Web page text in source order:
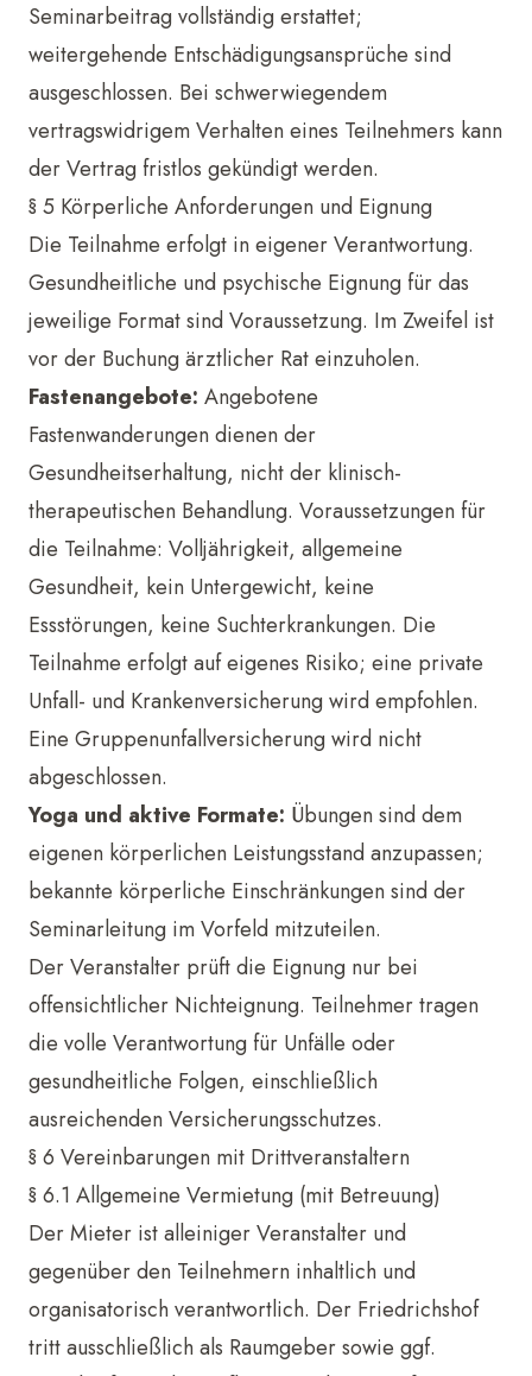
Seminarbeitrag vollständig erstattet;
weitergehende Entschädigungsansprüche sind
ausgeschlossen. Bei schwerwiegendem
vertragswidrigem Verhalten eines Teilnehmers kann
der Vertrag fristlos gekündigt werden.
§ 5 Körperliche Anforderungen und Eignung
Die Teilnahme erfolgt in eigener Verantwortung.
Gesundheitliche und psychische Eignung für das
jeweilige Format sind Voraussetzung. Im Zweifel ist
vor der Buchung ärztlicher Rat einzuholen.
Fastenangebote: Angebotene
Fastenwanderungen dienen der
Gesundheitserhaltung, nicht der klinisch-
therapeutischen Behandlung. Voraussetzungen für
die Teilnahme: Volljährigkeit, allgemeine
Gesundheit, kein Untergewicht, keine
Essstörungen, keine Suchterkrankungen. Die
Teilnahme erfolgt auf eigenes Risiko; eine private
Unfall- und Krankenversicherung wird empfohlen.
Eine Gruppenunfallversicherung wird nicht
abgeschlossen.
Yoga und aktive Formate: Übungen sind dem
eigenen körperlichen Leistungsstand anzupassen;
bekannte körperliche Einschränkungen sind der
Seminarleitung im Vorfeld mitzuteilen.
Der Veranstalter prüft die Eignung nur bei
offensichtlicher Nichteignung. Teilnehmer tragen
die volle Verantwortung für Unfälle oder
gesundheitliche Folgen, einschließlich
ausreichenden Versicherungsschutzes.
§ 6 Vereinbarungen mit Drittveranstaltern
§ 6.1 Allgemeine Vermietung (mit Betreuung)
Der Mieter ist alleiniger Veranstalter und
gegenüber den Teilnehmern inhaltlich und
organisatorisch verantwortlich. Der Friedrichshof
tritt ausschließlich als Raumgeber sowie ggf.